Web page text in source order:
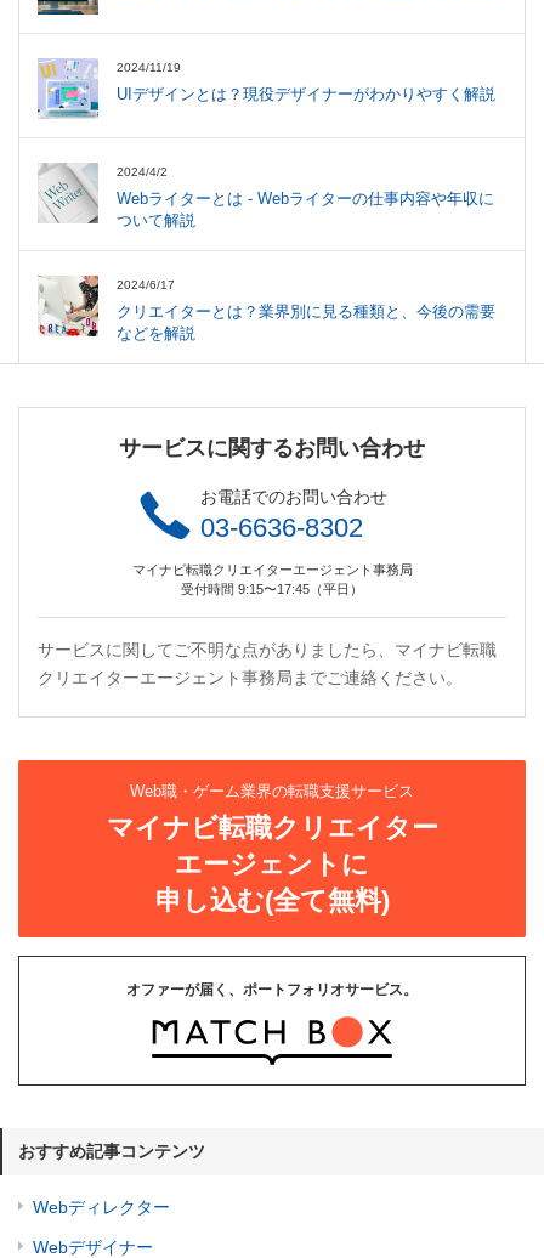
2024/11/19
UIデザインとは？現役デザイナーがわかりやすく解説
2024/4/2
Webライターとは - Webライターの仕事内容や年収に
ついて解説
2024/6/17
クリエイターとは？業界別に見る種類と、今後の需要
などを解説
サービスに関するお問い合わせ
お電話でのお問い合わせ
03-6636-8302
マイナビ転職クリエイターエージェント事務局
受付時間 9:15〜17:45（平日）
サービスに関してご不明な点がありましたら、マイナビ転職
クリエイターエージェント事務局までご連絡ください。
Web職・ゲーム業界の転職支援サービス
マイナビ転職クリエイター
エージェントに
申し込む(全て無料)
オファーが届く、ポートフォリオサービス。
おすすめ記事コンテンツ
Webディレクター
Webデザイナー